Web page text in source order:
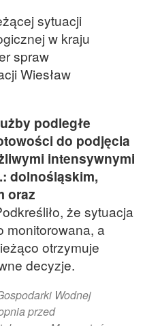
sytuacji
w kraju
spraw
Wiesław
podległe
do podjęcia
intensywnymi
dolnośląskim,
oraz
że sytuacja
monitorowana, a
otrzymuje
decyzje.
Wodnej
przed